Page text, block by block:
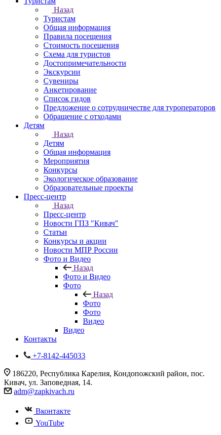
Назад
Туристам
Общая информация
Правила посещения
Стоимость посещения
Схема для туристов
Достопримечательности
Экскурсии
Сувениры
Анкетирование
Список гидов
Предложение о сотрудничестве для туроператоров
Обращение с отходами
Детям
Назад
Детям
Общая информация
Мероприятия
Конкурсы
Экологическое образование
Образовательные проекты
Пресс-центр
Назад
Пресс-центр
Новости ГПЗ "Кивач"
Статьи
Конкурсы и акции
Новости МПР России
Фото и Видео
Назад
Фото и Видео
Фото
Назад
Фото
Фото
Видео
Видео
Контакты
+7-8142-445033
186220, Республика Карелия, Кондопожский район, пос.
Кивач, ул. Заповедная, 14.
adm@zapkivach.ru
Вконтакте
YouTube